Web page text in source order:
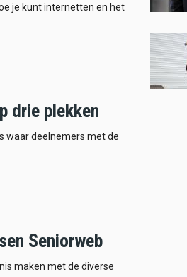
je kunt internetten en het
drie plekken
waar deelnemers met de
Seniorweb
maken met de diverse